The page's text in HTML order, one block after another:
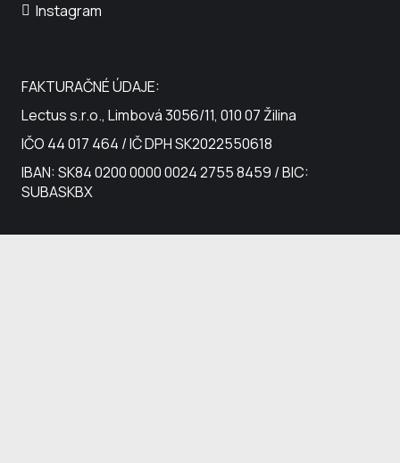
Instagram
FAKTURAČNÉ ÚDAJE:
Lectus s.r.o., Limbová 3056/11, 010 07 Žilina
IČO 44 017 464 / IČ DPH SK2022550618
IBAN: SK84 0200 0000 0024 2755 8459 / BIC:
SUBASKBX